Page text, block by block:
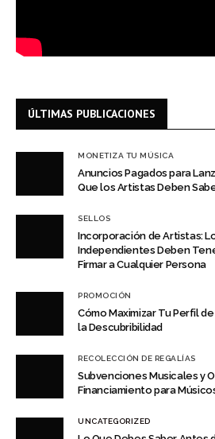
ÚLTIMAS PUBLICACIONES
MONETIZA TU MÚSICA
Anuncios Pagados para
Que los Artistas Deben
SELLOS
Incorporación de Artistas:
Independientes Deben
Firmar a Cualquier Persona
PROMOCIÓN
Cómo Maximizar Tu Perfil
la Descubribilidad
RECOLECCIÓN DE REGALÍAS
Subvenciones Musicales y
Financiamiento para
UNCATEGORIZED